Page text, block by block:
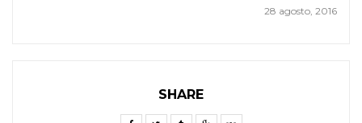
28 agosto, 2016
SHARE